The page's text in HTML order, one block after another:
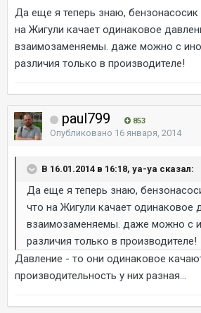
Да еще я теперь знаю, бензонасосик
на Жигули качает одинаковое
взаимозаменяемы. даже можно с
различия только в производителе!
paul799 853
Опубликовано 16 января, 2014
В 16.01.2014 в 16:18, ya-ya сказал:
Да еще я теперь знаю,
что на Жигули качает одинаковое
взаимозаменяемы. даже можно с
различия только в производителе!
Давление - то они одинаковое
производительность у них разная...